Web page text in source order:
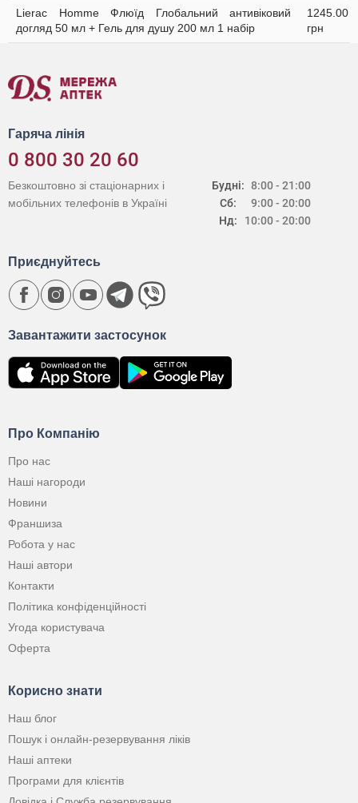
Lierac Homme Флюїд Глобальний антивіковий
догляд 50 мл + Гель для душу 200 мл 1 набір
1245.00
грн
Гаряча лінія
0 800 30 20 60
Будні:
Сб:
Нд:
8:00 - 21:00
9:00 - 20:00
10:00 - 20:00
Безкоштовно зі стаціонарних і
мобільних телефонів в Україні
Про Компанію
Про нас
Наші нагороди
Новини
Франшиза
Робота у нас
Наші автори
Контакти
Політика конфіденційності
Угода користувача
Оферта
Корисно знати
Наш блог
Пошук і онлайн-резервування ліків
Наші аптеки
Програми для клієнтів
Завантажити застосунок
Приєднуйтесь